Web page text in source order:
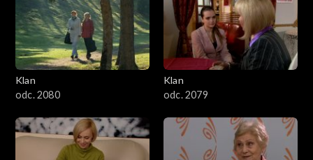
1101–1200
1001–1100
901–1000
801–900
701–800
Klan
odc. 2080
Klan
odc. 2079